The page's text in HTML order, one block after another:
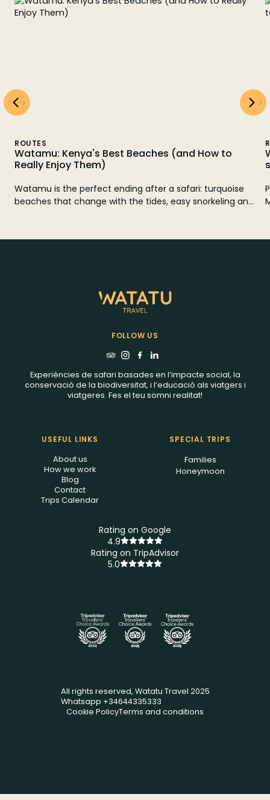
ROUTES
Watamu: Kenya's Best Beaches (and How to
Really Enjoy Them)
Watamu is the perfect ending after a safari: turquoise
beaches that change with the tides, easy snorkeling and
to organize it without surprises.
FOLLOW US
Experiències de safari basades en l’impacte social, la
conservació de la biodiversitat, i l’educació als viatgers i
viatgeres. Fes el teu somni realitat!
USEFUL LINKS
About us
How we work
Blog
Contact
Trips Calendar
SPECIAL TRIPS
Families
Honeymoon
Rating on Google
4.9
Rating on TripAdvisor
5.0
All rights reserved, Watatu Travel 2025
Whatsapp +34644335333
Cookie PolicyTerms and conditions